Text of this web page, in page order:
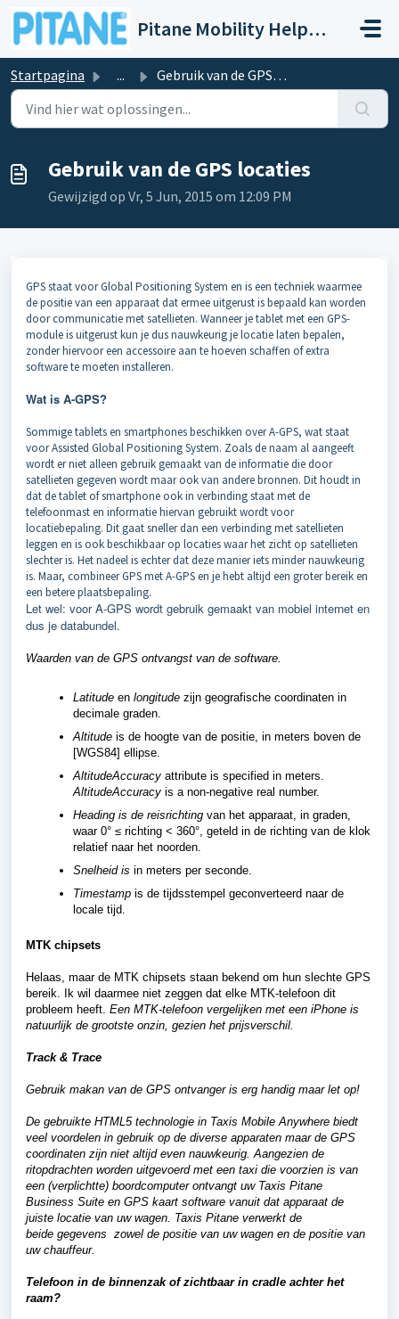
Doorgaan naar hoofdinhoud
Pitane Mobility Help- en Servicedesk
Startpagina ... Gebruik van de GPS locaties
Gebruik van de GPS locaties
Gewijzigd op Vr, 5 Jun, 2015 om 12:09 PM
GPS staat voor Global Positioning System en is een techniek waarmee
de positie van een apparaat dat ermee uitgerust is bepaald kan worden
door communicatie met satellieten. Wanneer je tablet met een GPS-
module is uitgerust kun je dus nauwkeurig je locatie laten bepalen,
zonder hiervoor een accessoire aan te hoeven schaffen of extra
software te moeten installeren.
Wat is A-GPS?
Sommige tablets en smartphones beschikken over A-GPS, wat staat
voor Assisted Global Positioning System. Zoals de naam al aangeeft
wordt er niet alleen gebruik gemaakt van de informatie die door
satellieten gegeven wordt maar ook van andere bronnen. Dit houdt in
dat de tablet of smartphone ook in verbinding staat met de
telefoonmast en informatie hiervan gebruikt wordt voor
locatiebepaling. Dit gaat sneller dan een verbinding met satellieten
leggen en is ook beschikbaar op locaties waar het zicht op satellieten
slechter is. Het nadeel is echter dat deze manier iets minder nauwkeurig
is. Maar, combineer GPS met A-GPS en je hebt altijd een groter bereik en
een betere plaatsbepaling.
Let wel: voor A-GPS wordt gebruik gemaakt van mobiel internet en
dus je databundel.
Waarden van de GPS ontvangst van de software.
Latitudeen longitudezijn geografische coordinaten in
decimale graden.
Altitudeis de hoogte van de positie, in meters boven de
[WGS84] ellipse.
AltitudeAccuracyattribute is specified in meters.
AltitudeAccuracyis a non-negative real number.
Heading is de reisrichtingvan het apparaat, in graden,
waar 0° ≤ richting < 360°, geteld in de richting van de klok
relatief naar het noorden.
Snelheid is in meters per seconde.
Timestampis de tijdsstempel geconverteerd naar de
locale tijd.
MTK chipsets
Helaas, maar de MTK chipsets staan bekend om hun slechte GPS
bereik. Ik wil daarmee niet zeggen dat elke MTK-telefoon dit
probleem heeft. Een MTK-telefoon vergelijken met een iPhone is
natuurlijk de grootste onzin, gezien het prijsverschil.
Track & Trace
Gebruik makan van de GPS ontvanger is erg handig maar let op!
De gebruikte HTML5 technologie in Taxis Mobile Anywhere biedt
veel voordelen in gebruik op de diverse apparaten maar de GPS
coordinaten zijn niet altijd even nauwkeurig. Aangezien de
ritopdrachten worden uitgevoerd met een taxi die voorzien is van
een (verplichtte) boordcomputer ontvangt uw Taxis Pitane
Business Suite en GPS kaart software vanuit dat apparaat de
juiste locatie van uw wagen. Taxis Pitane verwerkt de
beide gegevens zowel de positie van uw wagen en de positie van
uw chauffeur.
Telefoon in de binnenzak of zichtbaar in cradle achter het
raam?